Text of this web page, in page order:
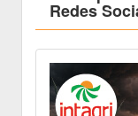
Redes